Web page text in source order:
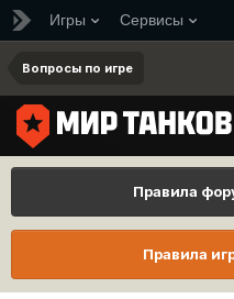
Игры Сервисы
Вопросы по игре
Правила
Правила